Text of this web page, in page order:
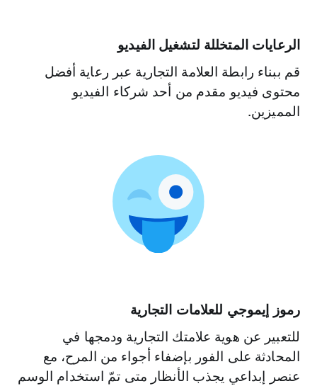
الرعايات المتخللة لتشغيل الفيديو
قم ببناء رابطة العلامة التجارية عبر رعاية أفضل
محتوى فيديو مقدم من أحد شركاء الفيديو
المميزين.
رموز إيموجي للعلامات التجارية
للتعبير عن هوية علامتك التجارية ودمجها في
المحادثة على الفور بإضفاء أجواء من المرح، مع
عنصر إبداعي يجذب الأنظار متى تمّ استخدام الوسم
للوصول إلى الأشخاص بناءً على الاهتمامات.